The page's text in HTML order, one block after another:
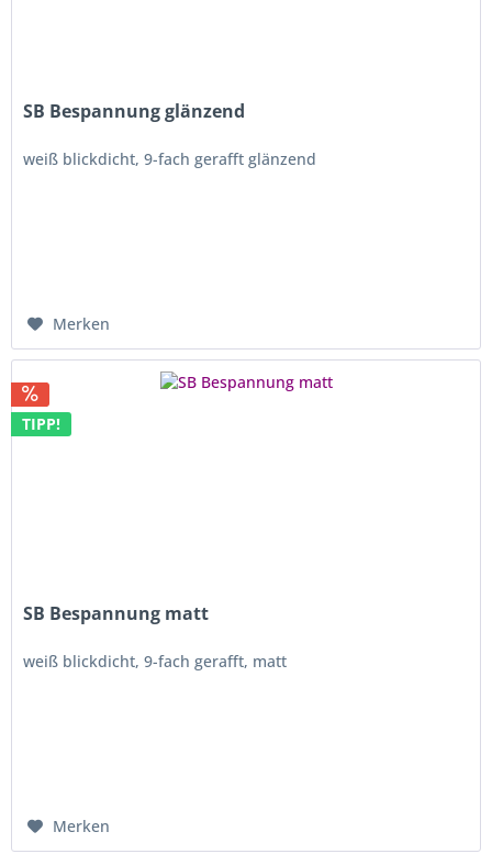
SB Bespannung glänzend
weiß blickdicht, 9-fach gerafft glänzend
Merken
TIPP!
SB Bespannung matt
weiß blickdicht, 9-fach gerafft, matt
Merken